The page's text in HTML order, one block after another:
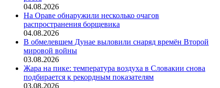
04.08.2026
На Ораве обнаружили несколько очагов
распространения борщевика
04.08.2026
В обмелевшем Дунае выловили снаряд времён Второй
мировой войны
03.08.2026
Жара на пике: температура воздуха в Словакии снова
подбирается к рекордным показателям
03.08.2026